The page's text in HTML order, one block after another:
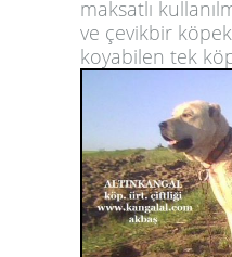
maksatlı
ve çevikbir
koyabilen tek